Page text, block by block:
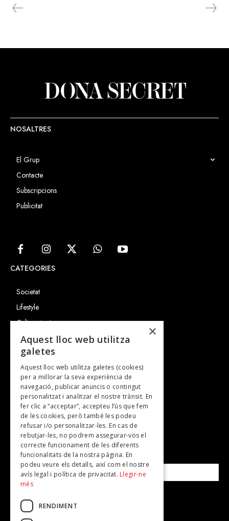
preveu la construcció d’un nou
NOSALTRES
El Grup
Contacte
Subscripcions
Publicitat
CATEGORIES
Societat
Lifestyle
Cultura i art
Entrevistes
Gastronomia
TV
Plans per fer
Revistes
SUBSCRIU-TE A LA NOSTRA NEWSLETTER!
Correu electrònic*
Accepto lapolítica de privacitat
×
Aquest lloc web utilitza
galetes
Aquest lloc web utilitza galetes (cookies)
per a millorar la seva experiència de
navegació, publicar anuncis o contingut
personalitzat i analitzar el nostre trànsit. En
fer clic a “acceptar”, accepteu l’ús que fem
de les cookies, però també les podeu
refusar i/o personalitzar-les. En cas de
rebutjar-les, no podrem assegurar-vos el
correcte funcionament de les diferents
funcionalitats de la nostra pàgina. En
podeu veure els detalls, així com el nostre
avís legal i política de privacitat. Llegir-ne
més
RENDIMENT